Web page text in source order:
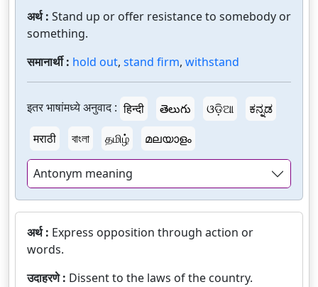
अर्थ : Stand up or offer resistance to somebody or
something.
समानार्थी : hold out, stand firm, withstand
इतर भाषांमध्ये अनुवाद : हिन्दी తెలుగు ଓଡ଼ିଆ
ಕನ್ನಡ
मराठी
বাংলা தமிழ் മലയാളം
Antonym meaning
अर्थ : Express opposition through action or
words.
उदाहरणे : Dissent to the laws of the country.